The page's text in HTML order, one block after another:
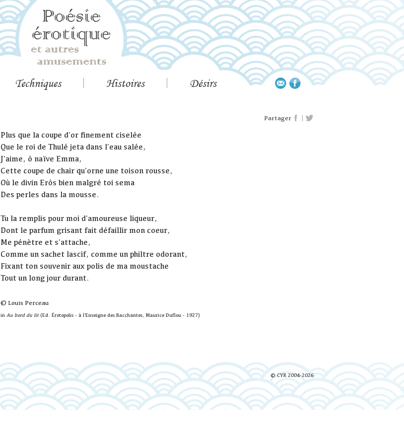
Techniques Histoires Désirs
Partager |
Plus que la coupe d'or finement ciselée
Que le roi de Thulé jeta dans l'eau salée,
J'aime, ô naïve Emma,
Cette coupe de chair qu'orne une toison rousse,
Où le divin Erôs bien malgré toi sema
Des perles dans la mousse.
Tu la remplis pour moi d'amoureuse liqueur,
Dont le parfum grisant fait défaillir mon coeur,
Me pénètre et s'attache,
Comme un sachet lascif, comme un philtre odorant,
Fixant ton souvenir aux polis de ma moustache
Tout un long jour durant.
© Louis Perceau
in Au bord du lit(Ed. Érotopolis - à l'Enseigne des Bacchantes, Maurice Duflou - 1927)
© CYR 2004-2026